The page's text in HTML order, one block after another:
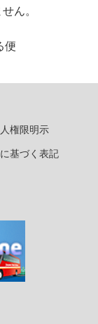
ん。
便
権限明示
基づく表記